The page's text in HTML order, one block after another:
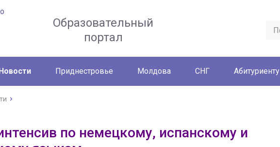
Образовательный
портал
Приднестровье Молдова СНГ Абитуриенту
по немецкому, испанскому и